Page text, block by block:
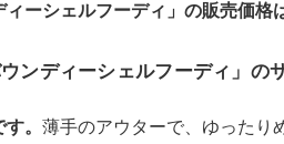
ーシェルフーディ」の販売価格
ンディーシェルフーディ」の
。 薄手のアウターで、ゆったり